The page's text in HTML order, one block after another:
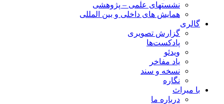
نشستهای علمی – پژوهشی
همایش های داخلی و بین المللی
گالری
گزارش تصویری
پادکست‌ها
ویدئو
یاد مفاخر
نسخه و سند
نگاره
با میراث
درباره ما